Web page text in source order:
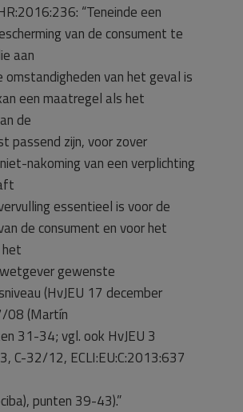
“Teneinde een
van de consument te
aan
omstandigheden van het geval is
een maatregel als het
de
passend zijn, voor zover
nakoming van een verplichting
essentieel is voor de
de consument en voor het
gewenste
(HvJEU 17 december
08 (Martín
31-34; vgl. ook HvJEU 3
C-32/12, ECLI:EU:C:2013:637
punten 39-43).”